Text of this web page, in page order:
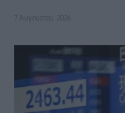
7 Αυγούστου, 2026